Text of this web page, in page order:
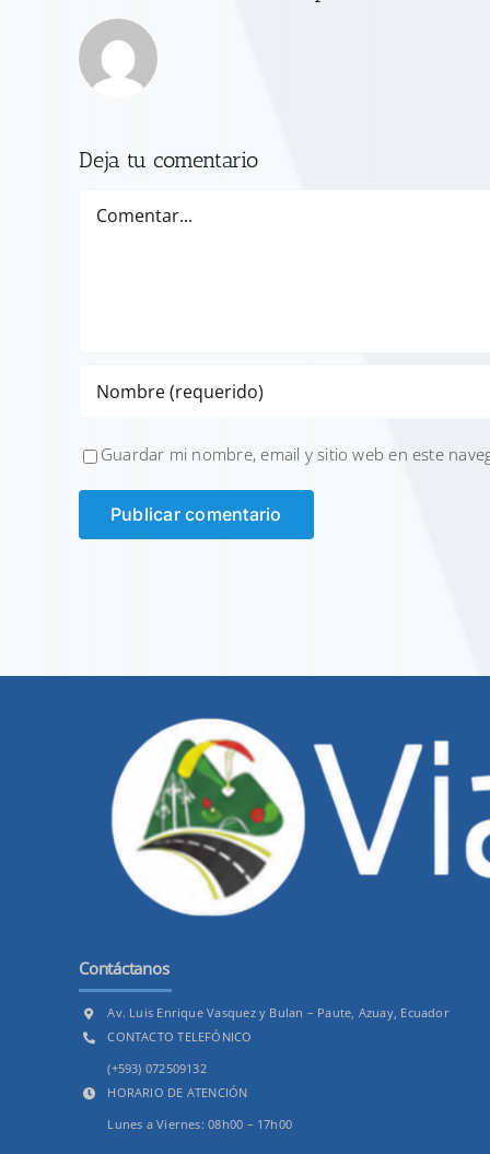
Deja tu comentario
Guardar mi nombre, email y sitio web en este
Contáctanos
Av. Luis Enrique Vasquez y Bulan – Paute, Azuay, Ecuador
CONTACTO TELEFÓNICO
(+593) 072509132
HORARIO DE ATENCIÓN
Lunes a Viernes: 08h00 – 17h00